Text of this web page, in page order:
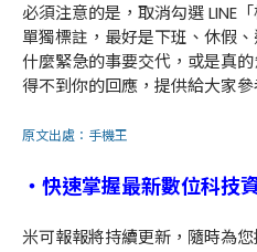
必須注意的是，取消勾選 LINE
單獨標註，最好是下班、休假
什麼緊急的事要交代，或是真
得不到你的回應，提供給大家參
原文出處： 手機王
・快速掌握最新數位科技
米可報報將持續更新，隨時為